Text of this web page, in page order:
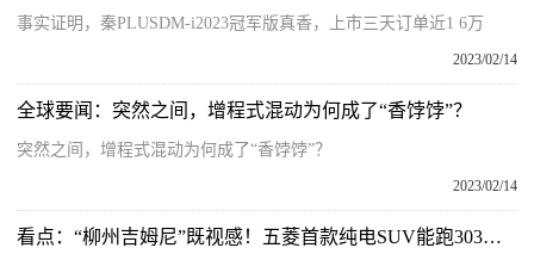
事实证明，秦PLUSDM-i2023冠军版真香，上市三天订单近1 6万
2023/02/14
全球要闻：突然之间，增程式混动为何成了“香饽饽”？
突然之间，增程式混动为何成了“香饽饽”？
2023/02/14
看点：“柳州吉姆尼”既视感！五菱首款纯电SUV能跑303公里